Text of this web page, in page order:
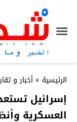
الرئيسية » أخبار و